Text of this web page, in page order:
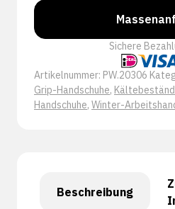
20306
Menge
Sichere
Artikelnummer: PW.20306
Grip-Handschuhe,
Handschuhe, Winter-
Beschreibung